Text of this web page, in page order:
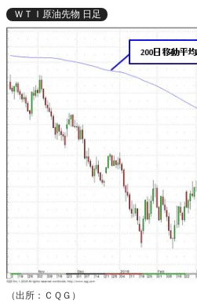
ＷＴＩ原油先物 日足
（出所：ＣＱＧ）